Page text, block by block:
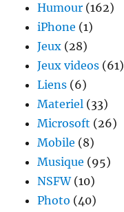
Humour (162)
iPhone (1)
Jeux (28)
Jeux videos (61)
Liens (6)
Materiel (33)
Microsoft (26)
Mobile (8)
Musique (95)
NSFW(10)
Photo (40)